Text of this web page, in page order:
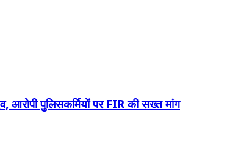
आरोपी पुलिसकर्मियों पर FIR की सख्त मांग